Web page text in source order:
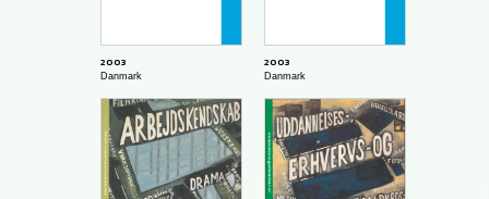
2003
Danmark
2003
Danmark